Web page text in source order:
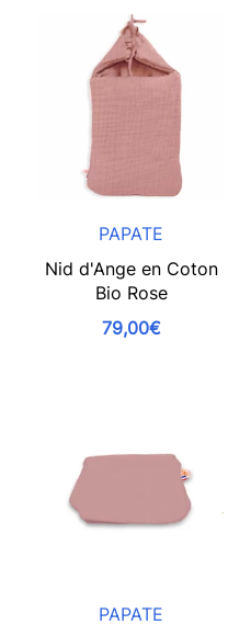
PAPATE
Nid d'Ange en Coton
Bio Rose
79,00€
PAPATE